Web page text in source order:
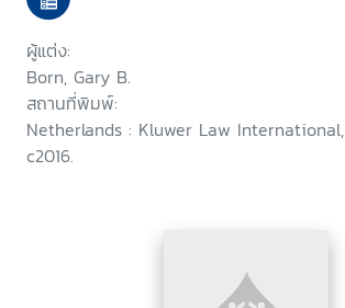
ผู้แต่ง:
Born, Gary B.
สถานที่พิมพ์:
Netherlands : Kluwer Law International,
c2016.